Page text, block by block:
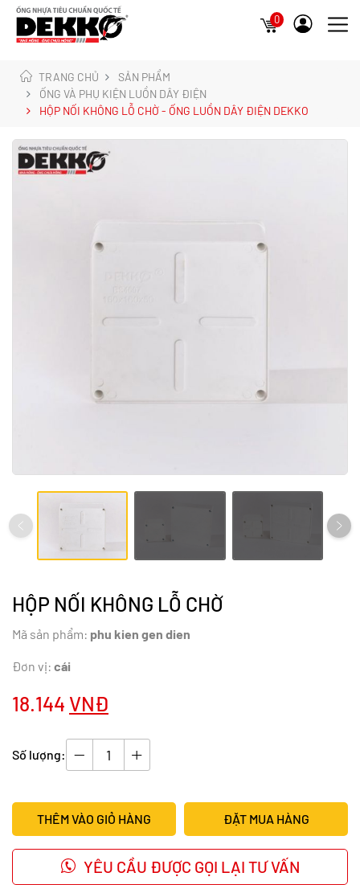
0
TRANG CHỦ
SẢN PHẨM
ỐNG VÀ PHỤ KIỆN LUỒN DÂY ĐIỆN
HỘP NỐI KHÔNG LỖ CHỜ - ỐNG LUỒN DÂY ĐIỆN DEKKO
HỘP NỐI KHÔNG LỖ CHỜ
Mã sản phẩm: phu kien gen dien
Đơn vị: cái
18.144 VNĐ
Số lượng:
THÊM VÀO GIỎ HÀNG ĐẶT MUA HÀNG
YÊU CẦU ĐƯỢC GỌI LẠI TƯ VẤN